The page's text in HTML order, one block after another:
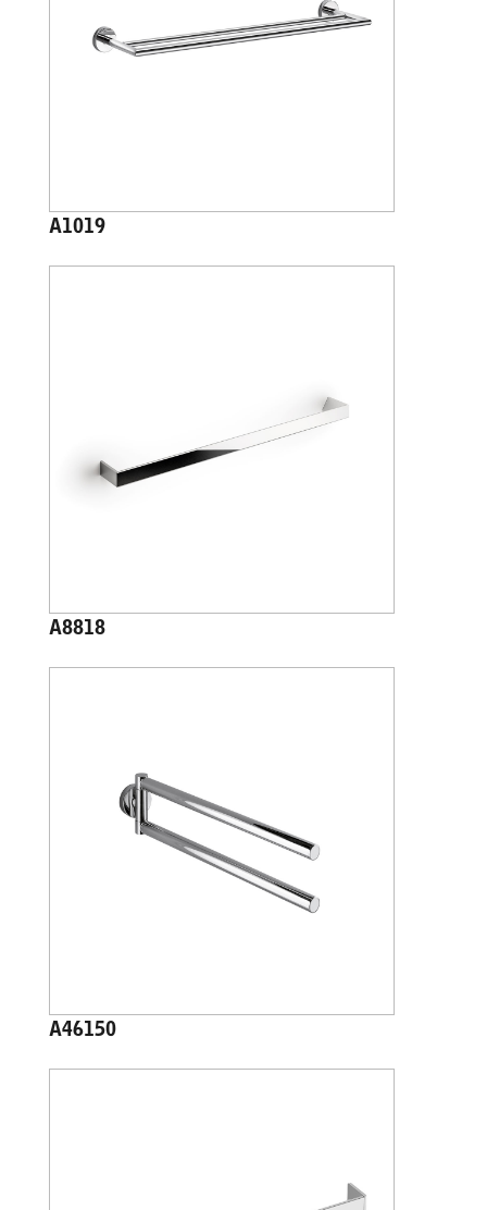
A1019
A8818
A46150